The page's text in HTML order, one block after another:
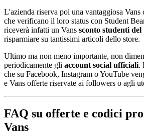
L'azienda riserva poi una vantaggiosa
che verificano il loro status con Student
riceverà infatti un Vans sconto studenti del
risparmiare su tantissimi articoli dello store.
Ultimo ma non meno importante, non
periodicamente gli account social ufficiali.
che su Facebook, Instagram o YouTube
e Vans offerte riservate ai followers o agli
FAQ su offerte e codici
Vans